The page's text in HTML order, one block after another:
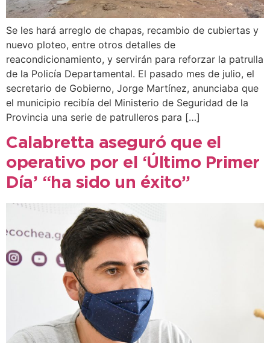
Se les hará arreglo de chapas, recambio de cubiertas y
nuevo ploteo, entre otros detalles de
reacondicionamiento, y servirán para reforzar la patrulla
de la Policía Departamental. El pasado mes de julio, el
secretario de Gobierno, Jorge Martínez, anunciaba que
el municipio recibía del Ministerio de Seguridad de la
Provincia una serie de patrulleros para […]
Calabretta aseguró que el
operativo por el ‘Último Primer
Día’ “ha sido un éxito”